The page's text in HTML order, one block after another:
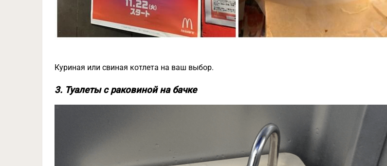
Куриная или свиная котлета на ваш выбор.
3. Туалеты с раковиной на бачке